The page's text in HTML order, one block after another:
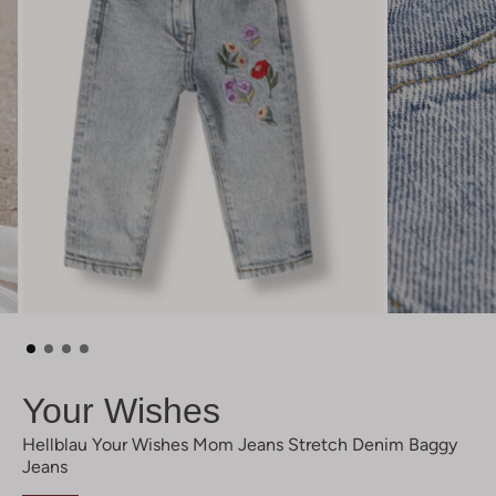
Your Wishes
Hellblau Your Wishes Mom Jeans Stretch Denim Baggy
Jeans